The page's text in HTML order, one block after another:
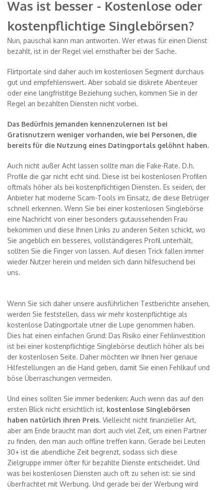
Was ist besser - Kostenlose oder
kostenpflichtige Singlebörsen?
Nun, pauschal kann man antworten. Wer etwas für einen Dienst
bezahlt, ist in der Regel viel ernsthafter bei der Sache.
Flirtportale sind daher auch im kostenlosen Segment durchaus
gut und empfehlenswert. Aber sobald sie diskrete Abenteuer
oder eine langfristitge Beziehung suchen, kommen Sie in der
Regel an bezahlten Diensten nicht vorbei.
Das Bedürfnis jemanden kennenzulernen ist bei
Gratisnutzern weniger vorhanden, wie bei Personen, die
bereits für die Nutzung eines Datingportals gelöhnt haben.
Auch nicht außer Acht lassen sollte man die Fake-Rate. D.h.
Profile die gar nicht echt sind. Diese ist bei kostenlosen Profilen
oftmals höher als bei kostenpflichtigen Diensten. Es seiden, der
Anbieter hat moderne Scam-Tools im Einsatz, die diese Betrüger
schnell erkennen. Wenn Sie bei einer kostenlosen Singlebörse
eine Nachricht von einer besonders gutaussehenden Frau
bekommen und diese Ihnen Links zu anderen Seiten schickt, wo
Sie angeblich ein besseres, vollständigeres Profil unterhält,
sollten Sie die Finger von lassen. Auf diesen Trick fallen immer
wieder Nutzer herein und melden sich dann hilfesuchend bei
uns.
Wenn Sie sich daher unsere ausführlichen Testberichte ansehen,
werden Sie feststellen, dass wir mehr kostenpflichtige als
kostenlose Datingportale utner die Lupe genommen haben.
Dies hat einen einfachen Grund: Das Risiko einer Fehlinvestition
ist bei einer kostenpflichtige Singlebörse deutlich höher als bei
der kostenlosen Seite. Daher möchten wir Ihnen hier genaue
Hilfestellungen an die Hand geben, damit Sie einen Fehlkauf und
böse Überraschungen vermeiden.
Und eines sollten Sie immer bedenken: Auch wenn das auf den
ersten Blick nicht ersichtlich ist, kostenlose Singlebörsen
haben natürlich ihren Preis. Vielleicht nicht finanzieller Art,
aber am Ende braucht man dort auch viel Zeit, um einen Partner
zu finden, den man auch offline treffen kann. Gerade bei Leuten
30+ ist die abendliche Zeit begrenzt, sodass sich diese
Zielgruppe immer öfter für bezahlte Dienste entscheidet. Und
was bei kostenlosen Diensten auch oft zu sehen ist: sie sind
überfrachtet mit Werbung. Und gerade bei der Werbung wird